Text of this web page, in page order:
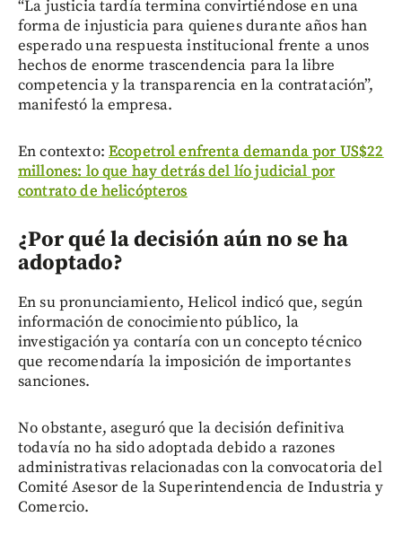
“La justicia tardía termina convirtiéndose en una
forma de injusticia para quienes durante años han
esperado una respuesta institucional frente a unos
hechos de enorme trascendencia para la libre
competencia y la transparencia en la contratación”,
manifestó la empresa.
En contexto: Ecopetrol enfrenta demanda por US$22
millones: lo que hay detrás del lío judicial por
contrato de helicópteros
¿Por qué la decisión aún no se ha
adoptado?
En su pronunciamiento, Helicol indicó que, según
información de conocimiento público, la
investigación ya contaría con un concepto técnico
que recomendaría la imposición de importantes
sanciones.
No obstante, aseguró que la decisión definitiva
todavía no ha sido adoptada debido a razones
administrativas relacionadas con la convocatoria del
Comité Asesor de la Superintendencia de Industria y
Comercio.